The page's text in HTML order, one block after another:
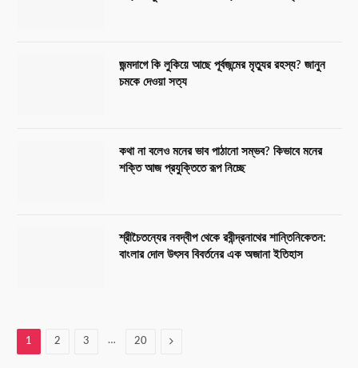
জন্মদাগে কি লুকিয়ে আছে পূর্বজন্মের মৃত্যুর রহস্য? জানুন
চমকে দেওয়া সত্য
কথা না বলেও মনের ভাব পাঠানো সম্ভব? কিভাবে মনের
শক্তি আজ প্রযুক্তিতে রূপ নিচ্ছে
শ্রীচৈতন্যের নবদ্বীপ থেকে রবীন্দ্রনাথের শান্তিনিকেতন:
বাংলার দোল উৎসব বিবর্তনের এক অজানা ইতিহাস
1 2 3 … 20 Next